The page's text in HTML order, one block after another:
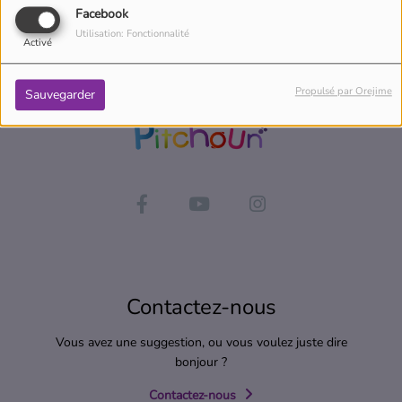
Facebook
Activé
Utilisation: Fonctionnalité
Sauvegarder Propulsé par Orejime
Contactez-nous
Vous avez une suggestion, ou vous voulez juste dire
bonjour ?
Contactez-nous